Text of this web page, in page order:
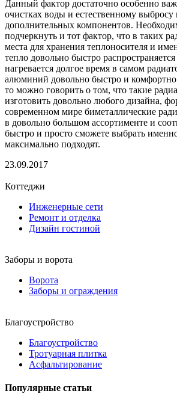
Данный фактор достаточно особенно
очистках воды и естественному выбросу
дополнительных компонентов.
подчеркнуть и тот фактор, что в таких
места для хранения теплоносителя и
тепло довольно быстро
нагревается долгое время в самом
алюминий довольно быстро и комфортно
то можно говорить о том, что такие
изготовить довольно любого дизайна,
современном мире биметаллические
в довольно большом ассортименте и
быстро и просто сможете выбрать
максимально подходят.
23.09.2017
Коттеджи
Инженерные сети
Ремонт и отделка
Дизайн гостиной
Заборы и ворота
Ворота
Заборы и ограждения
Благоустройство
Благоустройство
Тротуарная плитка
Асфальтирование
Популярные статьи